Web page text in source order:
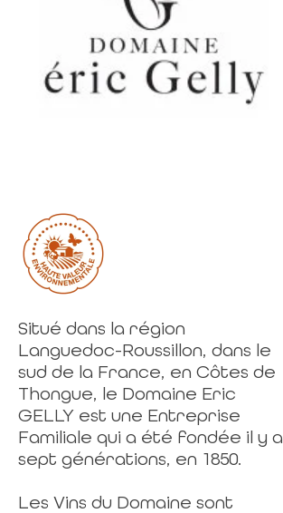
Situé dans la région
Languedoc-Roussillon, dans le
sud de la France, en Côtes de
Thongue, le Domaine Eric
GELLY est une Entreprise
Familiale qui a été fondée il y a
sept générations, en 1850.
Les Vins du Domaine sont